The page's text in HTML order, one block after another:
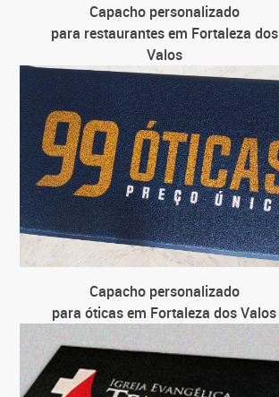
Capacho personalizado
para restaurantes em Fortaleza dos
Valos
Capacho personalizado
para óticas em Fortaleza dos Valos